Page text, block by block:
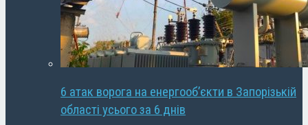
6 атак ворога на енергооб’єкти в Запорізькій
області усього за 6 днів